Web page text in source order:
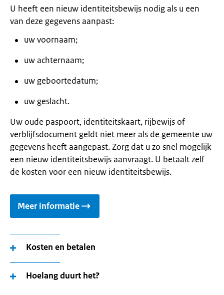
U heeft een nieuw identiteitsbewijs nodig als u een
van deze gegevens aanpast:
uw voornaam;
uw achternaam;
uw geboortedatum;
uw geslacht.
Uw oude paspoort, identiteitskaart, rijbewijs of
verblijfsdocument geldt niet meer als de gemeente uw
gegevens heeft aangepast. Zorg dat u zo snel mogelijk
een nieuw identiteitsbewijs aanvraagt. U betaalt zelf
de kosten voor een nieuw identiteitsbewijs.
Meer informatie
Kosten en betalen
Hoelang duurt het?